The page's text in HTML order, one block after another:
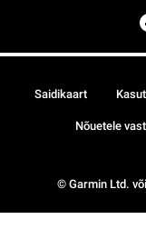
© Garmin Ltd.
Saidikaart
Nõuetele